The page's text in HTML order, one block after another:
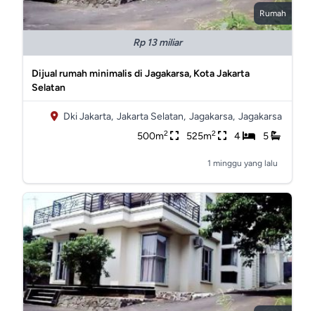
Rumah
Rp 13 miliar
Dijual rumah minimalis di Jagakarsa, Kota Jakarta
Selatan
Dki Jakarta, Jakarta Selatan, Jagakarsa, Jagakarsa
500m2 525m2 4 5
1 minggu yang lalu